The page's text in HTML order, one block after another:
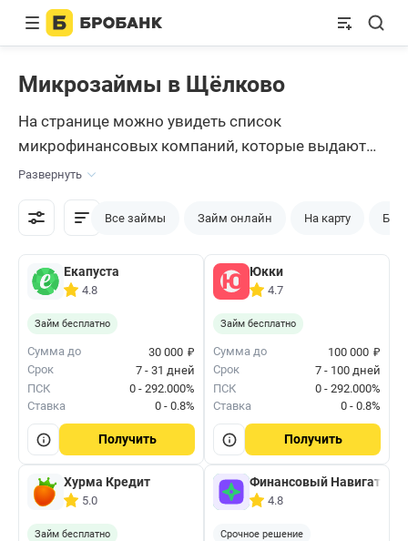
Микрозаймы в Щёлково
На странице можно увидеть список
микрофинансовых компаний, которые выдают
займы в Щелково. МФО сотрудничают только с
совершеннолетними россиянами. Изучите
условия, сравните предложения по займам и
Развернуть
Все займы Займ онлайн На карту Без
Екапуста
4.8
Займ бесплатно
Сумма до 30 000 ₽
Срок
7 - 31 дней
ПСК
0 - 292.000%
Ставка
0 - 0.8%
Получить
Юкки
4.7
Займ бесплатно
Сумма до 100 000 ₽
Срок
7 - 100 дней
ПСК
0 - 292.000%
Ставка
0 - 0.8%
Получить
Хурма Кредит
5.0
Займ бесплатно
Финансовый Навигатор
4.8
Срочное решение